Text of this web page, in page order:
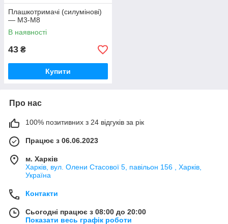
Плашкотримачі (силумінові)
— М3-М8
В наявності
43 ₴
Купити
Про нас
100% позитивних з 24 відгуків за рік
Працює з 06.06.2023
м. Харків
Харків, вул. Олени Стасової 5, павільон 156 , Харків,
Україна
Контакти
Сьогодні працює з 08:00 до 20:00
Показати весь графік роботи